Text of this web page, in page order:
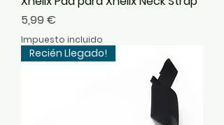
Precio
5,99 €
Impuesto incluido
Recién Llegado!